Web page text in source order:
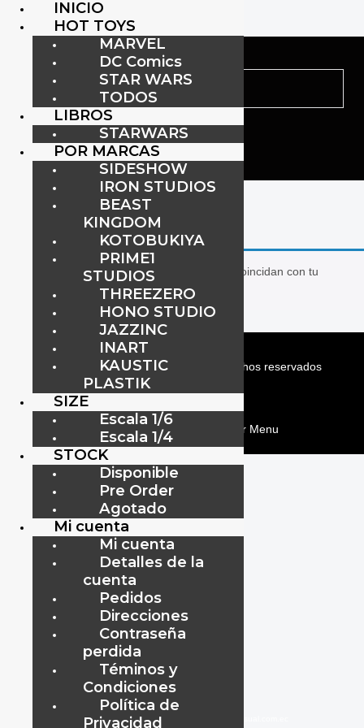
/ Productos etiquetados “seong gi hun”
seong gi hun
No se han encontrado productos que coincidan con tu
www.audiovisual.com.ec
ViipToys 2019-2026 Todos los Derechos reservados
ViipToys©
INICIO
HOT TOYS
MARVEL
DC Comics
STAR WARS
TODOS
LIBROS
STARWARS
POR MARCAS
SIDESHOW
IRON STUDIOS
BEAST
KINGDOM
KOTOBUKIYA
PRIME1
STUDIOS
THREEZERO
HONO STUDIO
JAZZINC
INART
KAUSTIC
PLASTIK
SIZE
Escala 1/6
Escala 1/4
STOCK
Disponible
Pre Order
Agotado
Mi cuenta
Mi cuenta
Detalles de la
cuenta
Pedidos
Direcciones
Contraseña
perdida
Téminos y
Condiciones
Política de
Privacidad